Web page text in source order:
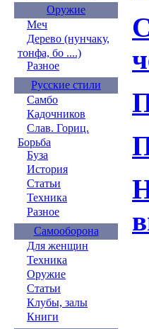
Оружие
Меч
Дерево (нунчаку,
тонфа, бо ....)
Разное
Русские стили
Самбо
Кадочников
Слав. Гориц.
Борьба
Буза
История
Статьи
Техника
Разное
Самооборона
Для женщин
Техника
Оружие
Статьи
Клубы, залы
Книги